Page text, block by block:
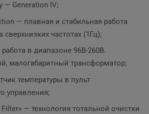
— Generation IV;
— плавная и стабильная работа
сверхнизких частотах (1Гц);
в диапазоне 96В-260В.
малогабаритный трансформатор;
температуры в пульт
управления;
Filter» — технология тотальной очистки